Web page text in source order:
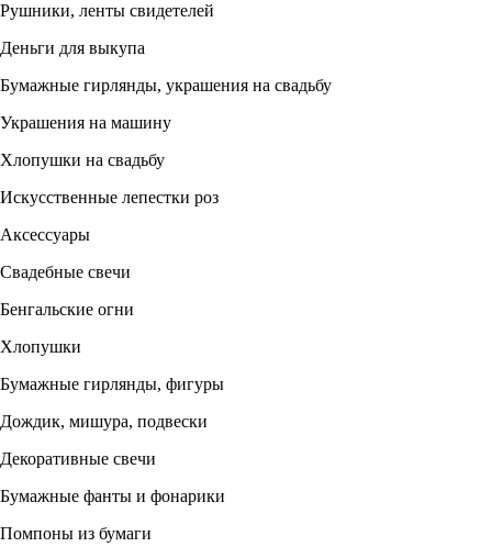
Рушники, ленты свидетелей
Деньги для выкупа
Бумажные гирлянды, украшения на свадьбу
Украшения на машину
Хлопушки на свадьбу
Искусственные лепестки роз
Аксессуары
Свадебные свечи
Бенгальские огни
Хлопушки
Бумажные гирлянды, фигуры
Дождик, мишура, подвески
Декоративные свечи
Бумажные фанты и фонарики
Помпоны из бумаги